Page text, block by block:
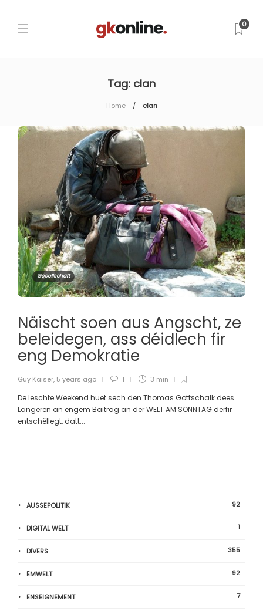
0
Tag: clan
Home clan
Gesellschaft
Näischt soen aus Angscht, ze
beleidegen, ass déidlech fir
eng Demokratie
Guy Kaiser, 5 years ago 1 3 min
De leschte Weekend huet sech den Thomas Gottschalk dees
Längeren an engem Bäitrag an der WELT AM SONNTAG derfir
entschëllegt, datt...
AUSSEPOLITIK 92
DIGITAL WELT 1
DIVERS 355
ËMWELT 92
ENSEIGNEMENT 7